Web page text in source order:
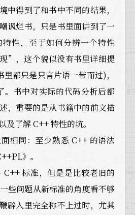
中得到了和书中不同的结果，
讽烂书，只是书里面讲到了一
性，至于如何分辨一个特性
”，这个貌似没有书里详细提
都只是只言片语一带而过)，
。书中对实际的代码分析后都
，重要的是从书籍中的前文描
及了解 C++ 特性的坑。
相同：至少熟悉 C++ 的语法
》。
标准，但是是比较老旧的
些问题从新标准的角度看不够
辟入里完全称不上过时，尤其